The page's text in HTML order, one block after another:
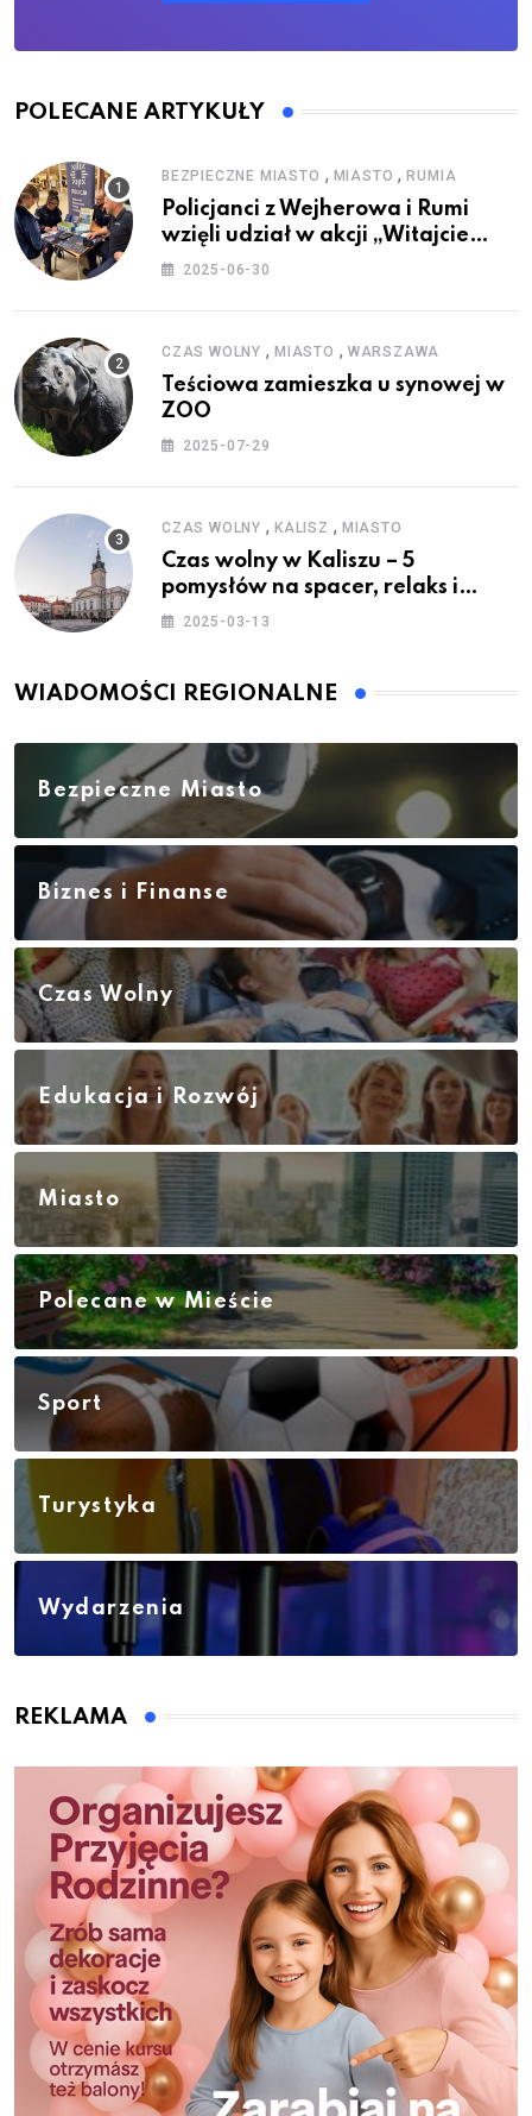
POLECANE ARTYKUŁY
BEZPIECZNE MIASTO , MIASTO ,RUMIA
Policjanci z Wejherowa i Rumi
wzięli udział w akcji „Witajcie
Wakacje”
2025-06-30
CZAS WOLNY , MIASTO , WARSZAWA
Teściowa zamieszka u synowej w
ZOO
2025-07-29
CZAS WOLNY , KALISZ , MIASTO
Czas wolny w Kaliszu – 5
pomysłów na spacer, relaks i
rodzinne atrakcje
2025-03-13
WIADOMOŚCI REGIONALNE
Bezpieczne Miasto
Biznes i Finanse
Czas Wolny
Edukacja i Rozwój
Miasto
Polecane w Mieście
Sport
Turystyka
Wydarzenia
REKLAMA